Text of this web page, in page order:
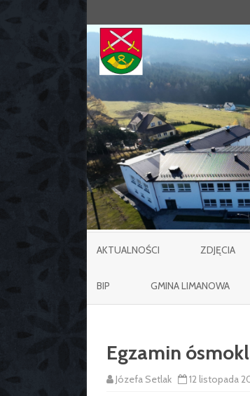
AKTUALNOŚCI ZDJĘCIA
BIP GMINA LIMANOWA
Egzamin
Józefa Setlak 12 listopada